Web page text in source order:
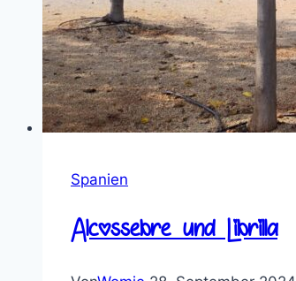
Spanien
Alcossebre und Librilla